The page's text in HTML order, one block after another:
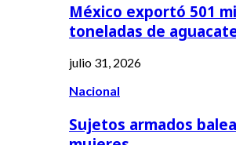
México exportó 501
toneladas de
julio 31, 2026
Nacional
Sujetos armados